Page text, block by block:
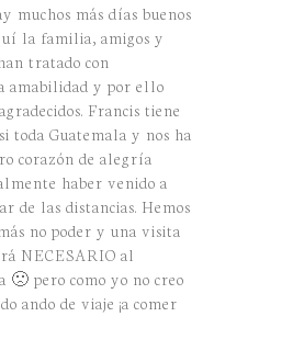
muchos más días buenos
la familia, amigos y
tratado con
amabilidad y por ello
Francis tiene
toda Guatemala y nos ha
corazón de alegría
haber venido a
de las distancias. Hemos
no poder y una visita
NECESARIO al
🙁 pero como yo no creo
ando de viaje ¡a comer